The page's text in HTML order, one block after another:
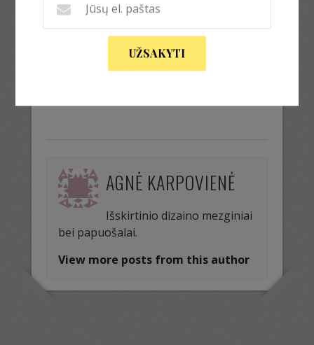
AGNĖ KARPOVIENĖ
Išskirtinio dizaino mezginiai
bei papuošalai.
View more posts from this author
UŽSAKYTI